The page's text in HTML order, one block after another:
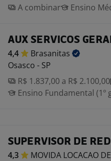
A combinar
Ensino
AUX SERVICOS
4,4
Brasanitas
Osasco - SP
R$ 1.837,00 a R$ 2.100,00
Ensino Fundamental (1º
SUPERVISOR DE
4,3 MOVIDA LOCACAO